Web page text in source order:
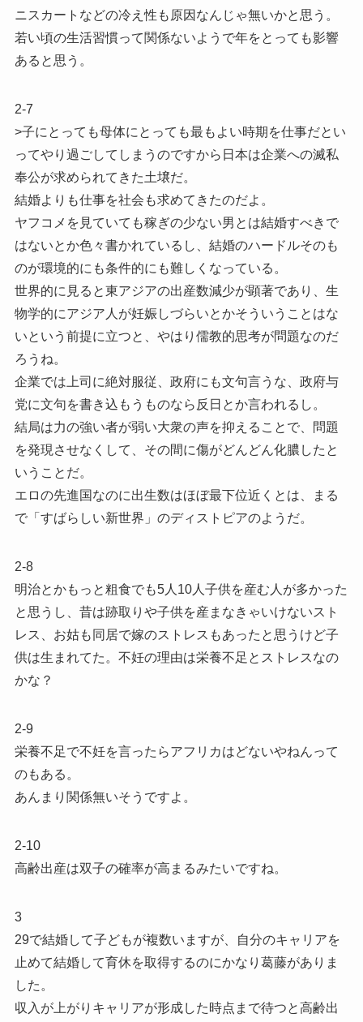
ニスカートなどの冷え性も原因なんじゃ無いかと思う。
若い頃の生活習慣って関係ないようで年をとっても影響
あると思う。
2-7
>子にとっても母体にとっても最もよい時期を仕事だとい
ってやり過ごしてしまうのですから日本は企業への滅私
奉公が求められてきた土壌だ。
結婚よりも仕事を社会も求めてきたのだよ。
ヤフコメを見ていても稼ぎの少ない男とは結婚すべきで
はないとか色々書かれているし、結婚のハードルそのも
のが環境的にも条件的にも難しくなっている。
世界的に見ると東アジアの出産数減少が顕著であり、生
物学的にアジア人が妊娠しづらいとかそういうことはな
いという前提に立つと、やはり儒教的思考が問題なのだ
ろうね。
企業では上司に絶対服従、政府にも文句言うな、政府与
党に文句を書き込もうものなら反日とか言われるし。
結局は力の強い者が弱い大衆の声を抑えることで、問題
を発現させなくして、その間に傷がどんどん化膿したと
いうことだ。
エロの先進国なのに出生数はほぼ最下位近くとは、まる
で「すばらしい新世界」のディストピアのようだ。
2-8
明治とかもっと粗食でも5人10人子供を産む人が多かった
と思うし、昔は跡取りや子供を産まなきゃいけないスト
レス、お姑も同居で嫁のストレスもあったと思うけど子
供は生まれてた。不妊の理由は栄養不足とストレスなの
かな？
2-9
栄養不足で不妊を言ったらアフリカはどないやねんって
のもある。
あんまり関係無いそうですよ。
2-10
高齢出産は双子の確率が高まるみたいですね。
3
29で結婚して子どもが複数いますが、自分のキャリアを
止めて結婚して育休を取得するのにかなり葛藤がありま
した。
収入が上がりキャリアが形成した時点まで待つと高齢出